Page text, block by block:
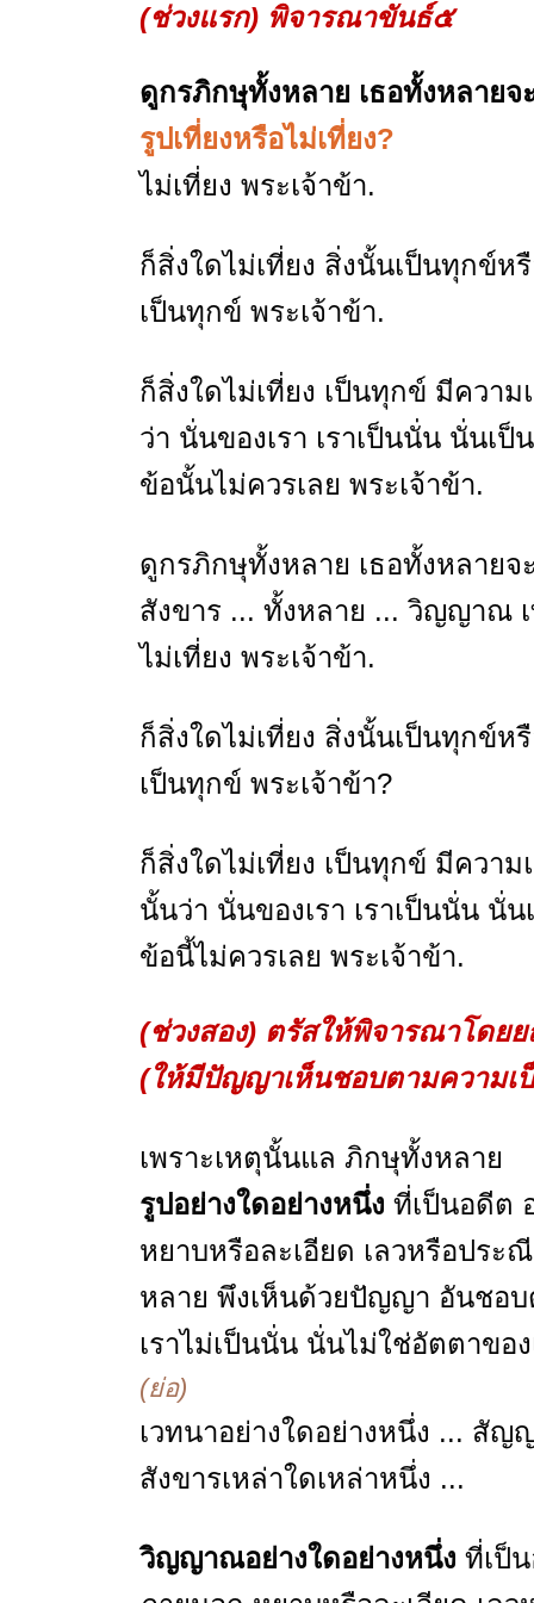
(ช่วงแรก) พิจารณาขันธ์๕
ดูกรภิกษุทั้งหลาย เธอทั้งหลาย
รูปเที่ยงหรือไม่เที่ยง?
ไม่เที่ยง พระเจ้าข้า.
ก็สิ่งใดไม่เที่ยง สิ่งนั้นเป็นทุกข์ห
เป็นทุกข์ พระเจ้าข้า.
ก็สิ่งใดไม่เที่ยง เป็นทุกข์ มีควา
ว่า นั่นของเรา เราเป็นนั่น นั่นเป็
ข้อนั้นไม่ควรเลย พระเจ้าข้า.
ดูกรภิกษุทั้งหลาย เธอทั้งหลาย
สังขาร ... ทั้งหลาย ... วิญญาณ เ
ไม่เที่ยง พระเจ้าข้า.
ก็สิ่งใดไม่เที่ยง สิ่งนั้นเป็นทุกข์ห
เป็นทุกข์ พระเจ้าข้า?
ก็สิ่งใดไม่เที่ยง เป็นทุกข์ มีควา
นั้นว่า นั่นของเรา เราเป็นนั่น นั่น
ข้อนี้ไม่ควรเลย พระเจ้าข้า.
(ช่วงสอง) ตรัสให้พิจารณาโด
(ให้มีปัญญาเห็นชอบตามความเ
เพราะเหตุนั้นแล ภิกษุทั้งหลาย
รูปอย่างใดอย่างหนึ่ง ที่เป็นอดีต
หยาบหรือละเอียด เลวหรือปร
หลาย พึงเห็นด้วยปัญญา อันชอบ
เราไม่เป็นนั่น นั่นไม่ใช่อัตตาของ
(ย่อ)
เวทนาอย่างใดอย่างหนึ่ง ... สัญ
สังขารเหล่าใดเหล่าหนึ่ง ...
วิญญาณอย่างใดอย่างหนึ่ง ที่เป็